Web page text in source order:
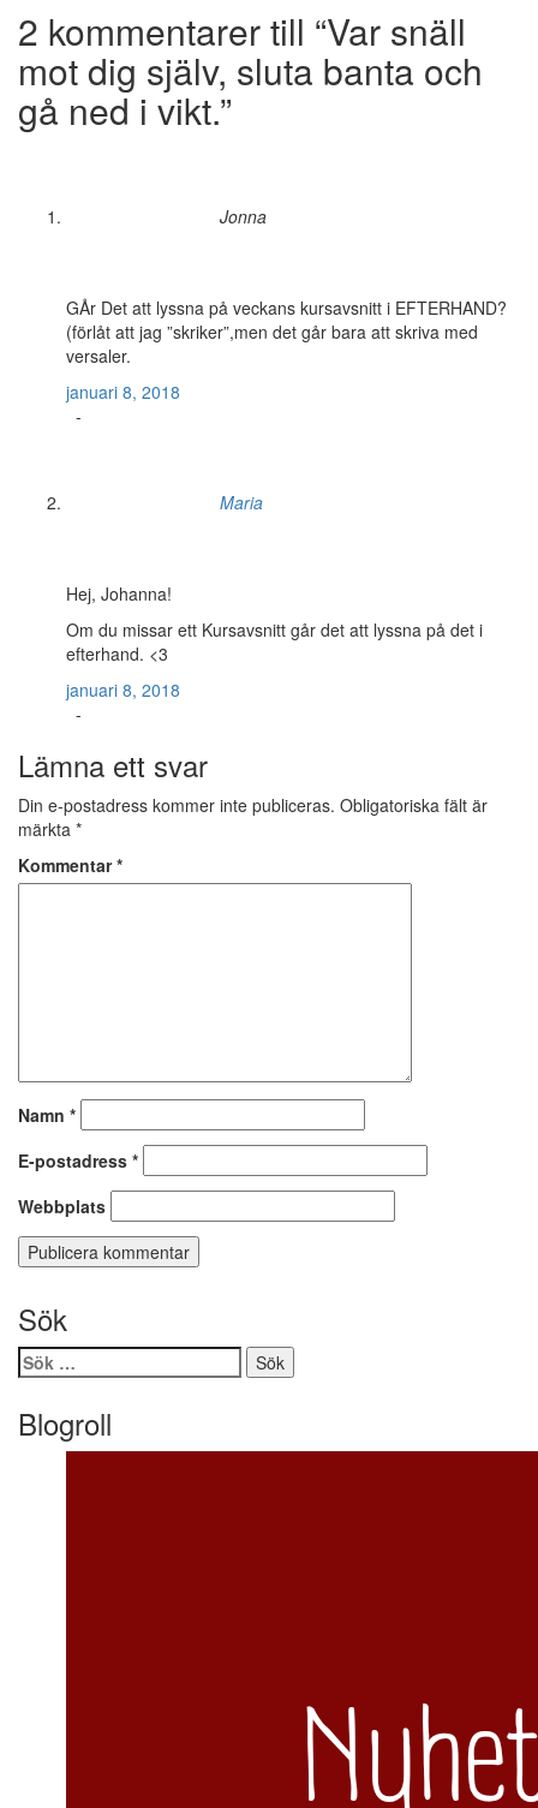
2 kommentarer till “Var snäll
mot dig själv, sluta banta och
gå ned i vikt.”
Jonna
GÅr Det att lyssna på veckans kursavsnitt i EFTERHAND?
(förlåt att jag ”skriker”,men det går bara att skriva med
versaler.
januari 8, 2018
-
Maria
Hej, Johanna!
Om du missar ett Kursavsnitt går det att lyssna på det i
efterhand. <3
januari 8, 2018
-
Lämna ett svar
Din e-postadress kommer inte publiceras. Obligatoriska fält är
märkta *
Kommentar*
Namn *
E-postadress *
Webbplats
Sök
Sök
efter:
Blogroll